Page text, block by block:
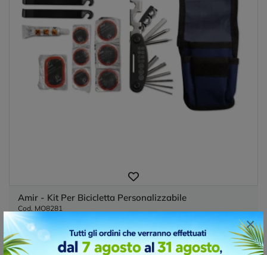
×
Amir - Kit Per Bicicletta Personalizzabile
Cod. MO8281
Se stai cercando un kit completo e per la riparazione della
tua bicicletta, questo prodotto è sicuramente...
Materiale : metallo